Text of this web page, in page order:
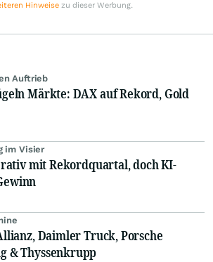
Hinweise zu dieser Werbung.
Auftrieb
Märkte: DAX auf Rekord, Gold
im Visier
mit Rekordquartal, doch KI-
Daimler Truck, Porsche
& Thyssenkrupp